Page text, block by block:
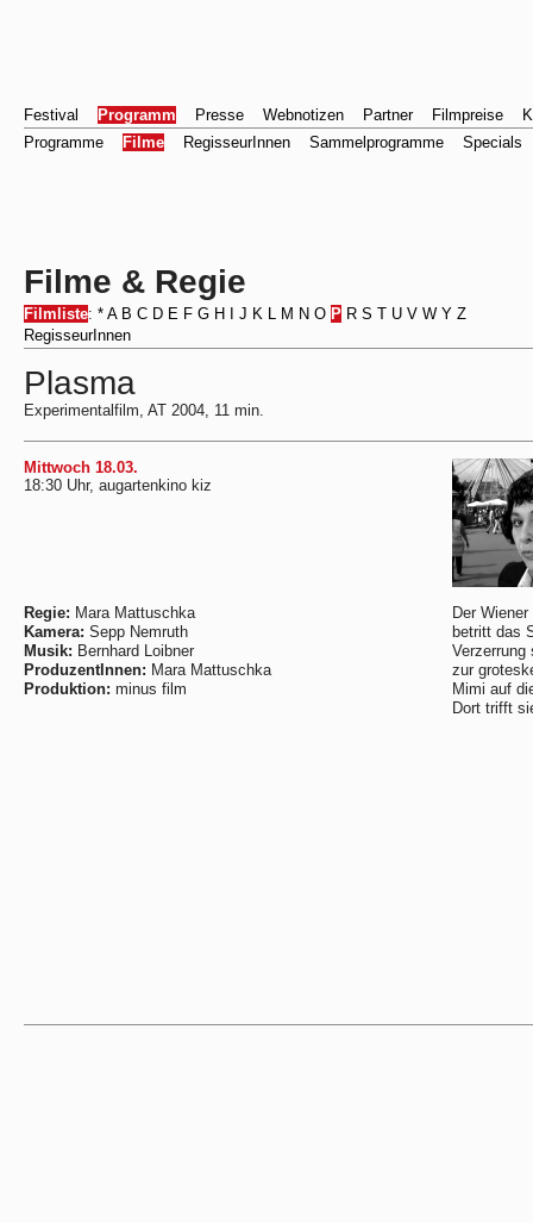
Festival Programm Presse Webnotizen Partner Filmpreise
Programme
Filme RegisseurInnen Sammelprogramme Specials
Filme & Regie
Filmliste: * A B C D E F G H J K L M N O P R S T U V W Y Z
RegisseurInnen
Plasma
Experimentalfilm, AT 2004, 11 min.
Mittwoch 18.03.
18:30 Uhr, augartenkino kiz
Regie: Mara Mattuschka
Kamera: Sepp Nemruth
Musik: Bernhard Loibner
ProduzentInnen: Mara Mattuschka
Produktion: minus film
Der
betritt das
Verzerrung
zur
Mimi auf
Dort trifft